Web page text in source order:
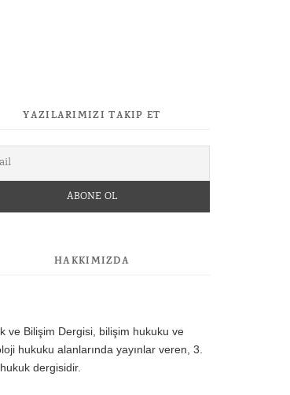
YAZILARIMIZI TAKIP ET
HAKKIMIZDA
ve Bilişim Dergisi, bilişim hukuku ve
hukuku alanlarında yayınlar veren, 3.
dergisidir.